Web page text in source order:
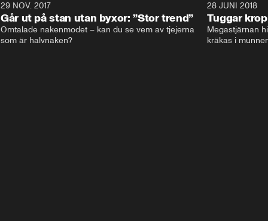
29 NOV. 2017
Går ut på stan utan byxor: ”Stor trend”
Omtalade nakenmodet – kan du se vem av tjejerna
som är halvnaken?
28 JUNI 2018
Tuggar
Megastjärnan
kräkas i